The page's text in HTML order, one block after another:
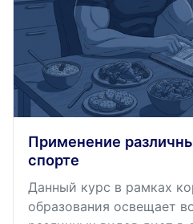
специфические
соревновательных
трудоемкость освоения
Применение
спорте
Данный курс в рамках
образования освещает